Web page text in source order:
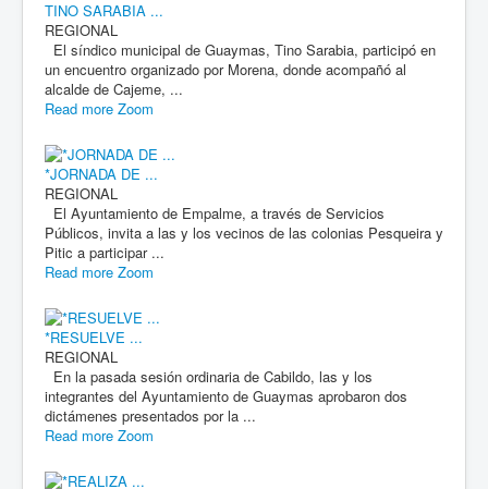
TINO SARABIA ...
REGIONAL
El síndico municipal de Guaymas, Tino Sarabia, participó en
un encuentro organizado por Morena, donde acompañó al
alcalde de Cajeme, ...
Read more Zoom
*JORNADA DE ...
REGIONAL
El Ayuntamiento de Empalme, a través de Servicios
Públicos, invita a las y los vecinos de las colonias Pesqueira y
Pitic a participar ...
Read more Zoom
*RESUELVE ...
REGIONAL
En la pasada sesión ordinaria de Cabildo, las y los
integrantes del Ayuntamiento de Guaymas aprobaron dos
dictámenes presentados por la ...
Read more Zoom